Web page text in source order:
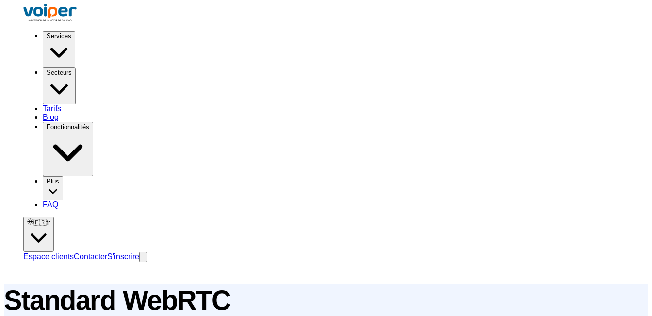
Services
Secteurs
Tarifs
Blog
Fonctionnalités
Plus
FAQ
🇫🇷fr
Espace clientsContacterS'inscrire
Standard WebRTC